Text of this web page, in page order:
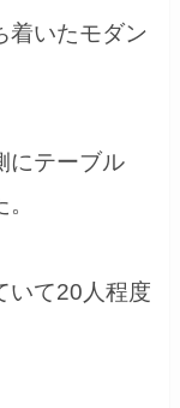
着いたモダン
にテーブル
いて20人程度